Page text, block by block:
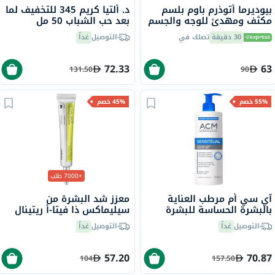
بيوديرما أتوذرم باوم بلسم
مكثف ومهدئ للوجه والجسم
500 مل 30 دقيقة تصلك في
63
90
د. ألتيا كريم 345 للتخفيف لما
بعد حب الشباب 50 مل
التوصيلغداً
72.33
131.50
55% خصم
آي سي أم مرطب العناية
بالبشرة الحساسة للبشرة
الجافة والمعرضة لحساسية
الجلد 500 ملالتوصيلغداً
70.87
157.50
45% خصم
+7000 طلب
معزز شد البشرة من
سيليماكس ذا فيتا-أ ريتينال
شوت، 15 مل
التوصيلغداً
57.20
104